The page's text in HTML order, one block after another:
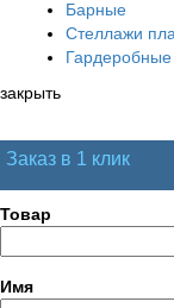
Барные
Стеллажи
закрыть
Заказ в 1 клик
Товар
Имя